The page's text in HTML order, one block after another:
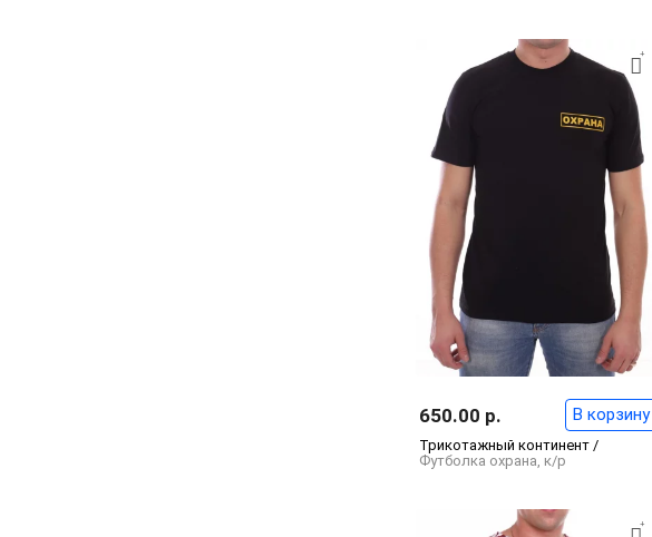
Трикотажный континент /
Футболка охрана, к/р
650.00 р. В корзину